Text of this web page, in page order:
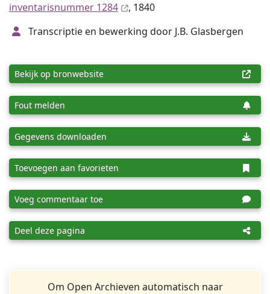
inventaris­num­mer 1284
, 1840
Transcriptie en bewerking door J.B. Glasbergen
Bekijk op bronwebsite
Fout melden
Gegevens downloaden
Toevoegen aan favorieten
Voeg commentaar toe
Deel deze pagina
Om Open Archieven automatisch naar